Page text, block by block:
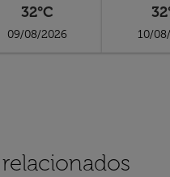
32°C
09/08/2026 10/